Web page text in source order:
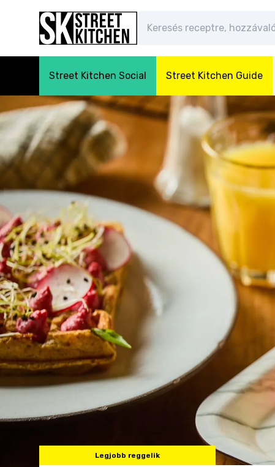
Street Kitchen Social Street Kitchen Guide
Legjobb reggelik